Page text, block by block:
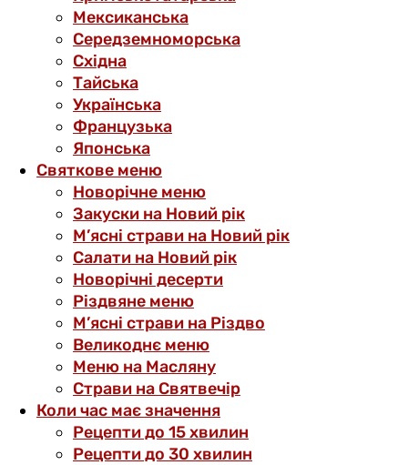
Мексиканська
Середземноморська
Східна
Тайська
Українська
Французька
Японська
Святкове меню
Новорічне меню
Закуски на Новий рік
М’ясні страви на Новий рік
Салати на Новий рік
Новорічні десерти
Різдвяне меню
М’ясні страви на Різдво
Великоднє меню
Меню на Масляну
Страви на Святвечір
Коли час має значення
Рецепти до 15 хвилин
Рецепти до 30 хвилин